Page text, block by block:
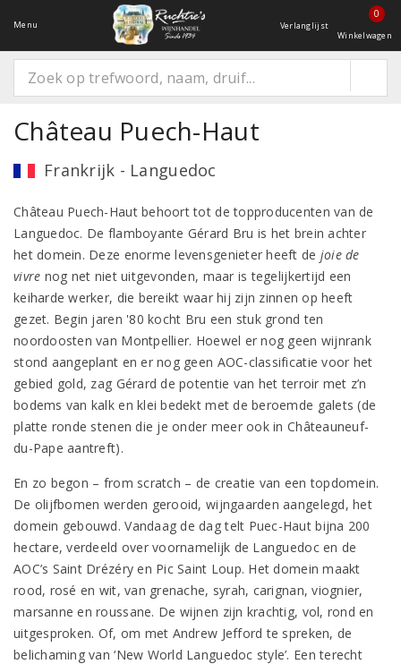
Menu Verlanglijst
0
Winkelwagen
Château Puech-Haut
Frankrijk - Languedoc
Château Puech-Haut behoort tot de topproducenten van de
Languedoc. De flamboyante Gérard Bru is het brein achter
het domein. Deze enorme levensgenieter heeft de joie de
vivre nog net niet uitgevonden, maar is tegelijkertijd een
keiharde werker, die bereikt waar hij zijn zinnen op heeft
gezet. Begin jaren '80 kocht Bru een stuk grond ten
noordoosten van Montpellier. Hoewel er nog geen wijnrank
stond aangeplant en er nog geen AOC-classificatie voor het
gebied gold, zag Gérard de potentie van het terroir met z’n
bodems van kalk en klei bedekt met de beroemde galets (de
platte ronde stenen die je onder meer ook in Châteauneuf-
du-Pape aantreft).
En zo begon – from scratch – de creatie van een topdomein.
De olijfbomen werden gerooid, wijngaarden aangelegd, het
domein gebouwd. Vandaag de dag telt Puec-Haut bijna 200
hectare, verdeeld over voornamelijk de Languedoc en de
AOC’s Saint Drézéry en Pic Saint Loup. Het domein maakt
rood, rosé en wit, van grenache, syrah, carignan, viognier,
marsanne en roussane. De wijnen zijn krachtig, vol, rond en
uitgesproken. Of, om met Andrew Jefford te spreken, de
belichaming van ‘New World Languedoc style’. Een terecht